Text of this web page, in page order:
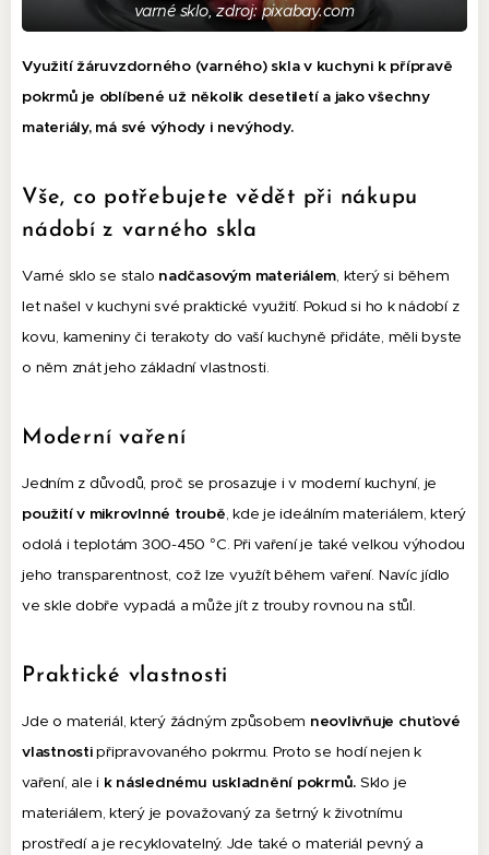
varné sklo, zdroj: pixabay.com
Využití žáruvzdorného (varného) skla v kuchyni k přípravě
pokrmů je oblíbené už několik desetiletí a jako všechny
materiály, má své výhody i nevýhody.
Vše, co potřebujete vědět při nákupu
nádobí z varného skla
Varné sklo se stalo nadčasovým materiálem, který si během
let našel v kuchyni své praktické využití. Pokud si ho k nádobí z
kovu, kameniny či terakoty do vaší kuchyně přidáte, měli byste
o něm znát jeho základní vlastnosti.
Moderní vaření
Jedním z důvodů, proč se prosazuje i v moderní kuchyní, je
použití v mikrovlnné troubě, kde je ideálním materiálem, který
odolá i teplotám 300-450 °C. Při vaření je také velkou výhodou
jeho transparentnost, což lze využít během vaření. Navíc jídlo
ve skle dobře vypadá a může jít z trouby rovnou na stůl.
Praktické vlastnosti
Jde o materiál, který žádným způsobem neovlivňuje chuťové
vlastnostipřipravovaného pokrmu. Proto se hodí nejen k
vaření, ale i k následnému uskladnění pokrmů. Sklo je
materiálem, který je považovaný za šetrný k životnímu
prostředí a je recyklovatelný. Jde také o materiál pevný a